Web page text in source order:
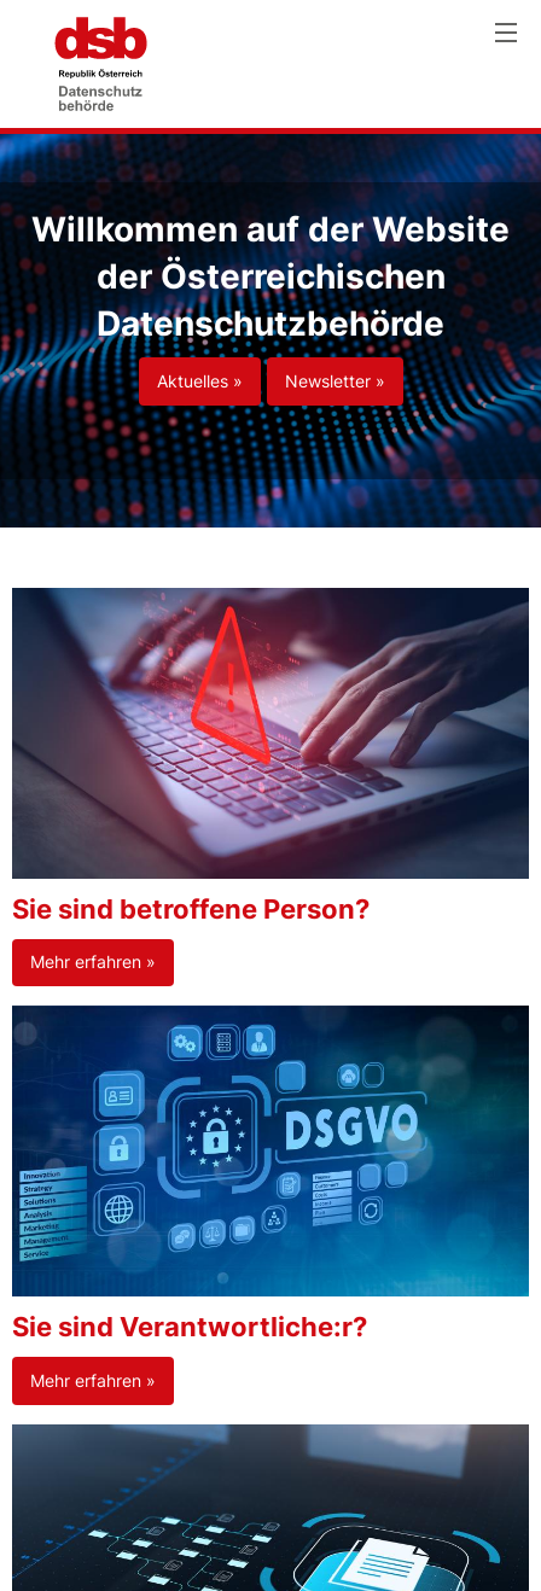
Willkommen auf der Website
der Österreichischen
Datenschutzbehörde
Aktuelles » Newsletter »
Sie sind betroffene Person?
Mehr erfahren »
Sie sind Verantwortliche:r?
Mehr erfahren »